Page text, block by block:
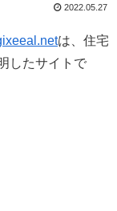
2022.05.27
は、住宅
したサイトで